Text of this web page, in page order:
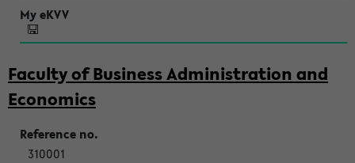
Faculty of Business Administration and
Economics
310001